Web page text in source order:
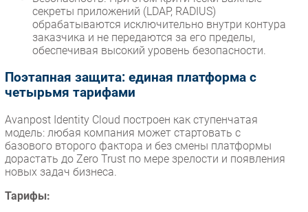
секреты приложений (LDAP, RADIUS)
обрабатываются исключительно внутри контура
заказчика и не передаются за его пределы,
обеспечивая высокий уровень безопасности.
Поэтапная защита: единая платформа с
четырьмя тарифами
Avanpost Identity Cloud построен как ступенчатая
модель: любая компания может стартовать с
базового второго фактора и без смены платформы
дорастать до Zero Trust по мере зрелости и появления
новых задач бизнеса.
Тарифы: